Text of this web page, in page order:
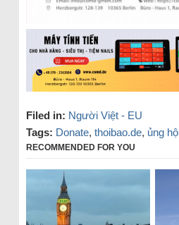
Filed in: Người Việt - EU
Tags: Donate, thoibao.de, ủng hộ
RECOMMENDED FOR YOU